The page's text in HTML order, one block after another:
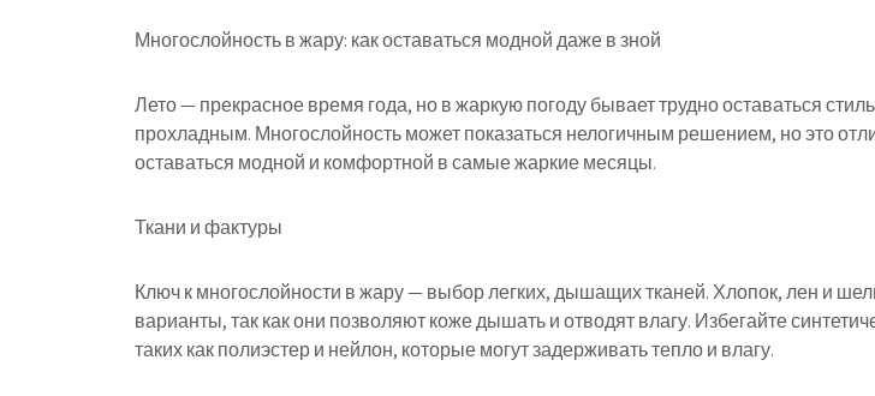
Многослойность в жару: как оставаться модной даже в зной
Лето — прекрасное время года, но в жаркую погоду бывает трудно оставаться
прохладным. Многослойность может показаться нелогичным решением, но это
оставаться модной и комфортной в самые жаркие месяцы.
Ткани и фактуры
Ключ к многослойности в жару — выбор легких, дышащих тканей. Хлопок, лен и
варианты, так как они позволяют коже дышать и отводят влагу. Избегайте
таких как полиэстер и нейлон, которые могут задерживать тепло и влагу.